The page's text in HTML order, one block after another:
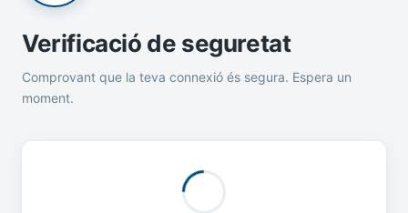
Verificació de seguretat
Comprovant que la teva connexió és segura. Espera un
moment.